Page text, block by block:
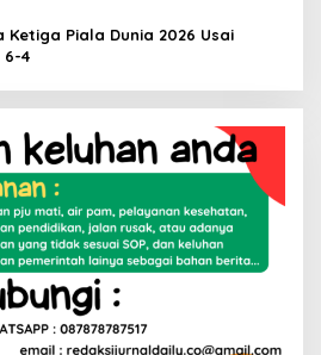
Piala Dunia 2026 Usai
6-4